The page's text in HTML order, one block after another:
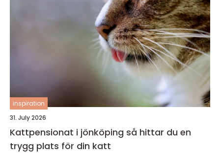
inspiration
31. July 2026
Kattpensionat i jönköping så hittar du en
trygg plats för din katt